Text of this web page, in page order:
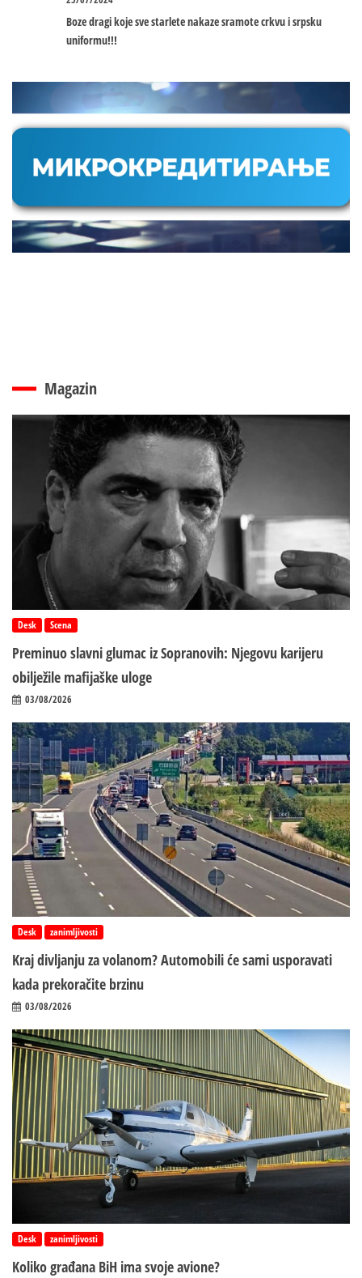
Boze dragi koje sve starlete nakaze sramote crkvu i srpsku
uniformu!!!
Magazin
Desk Scena
Preminuo slavni glumac iz Sopranovih: Njegovu karijeru
obilježile mafijaške uloge
03/08/2026
Desk zanimljivosti
Kraj divljanju za volanom? Automobili će sami usporavati
kada prekoračite brzinu
03/08/2026
Desk zanimljivosti
Koliko građana BiH ima svoje avione?